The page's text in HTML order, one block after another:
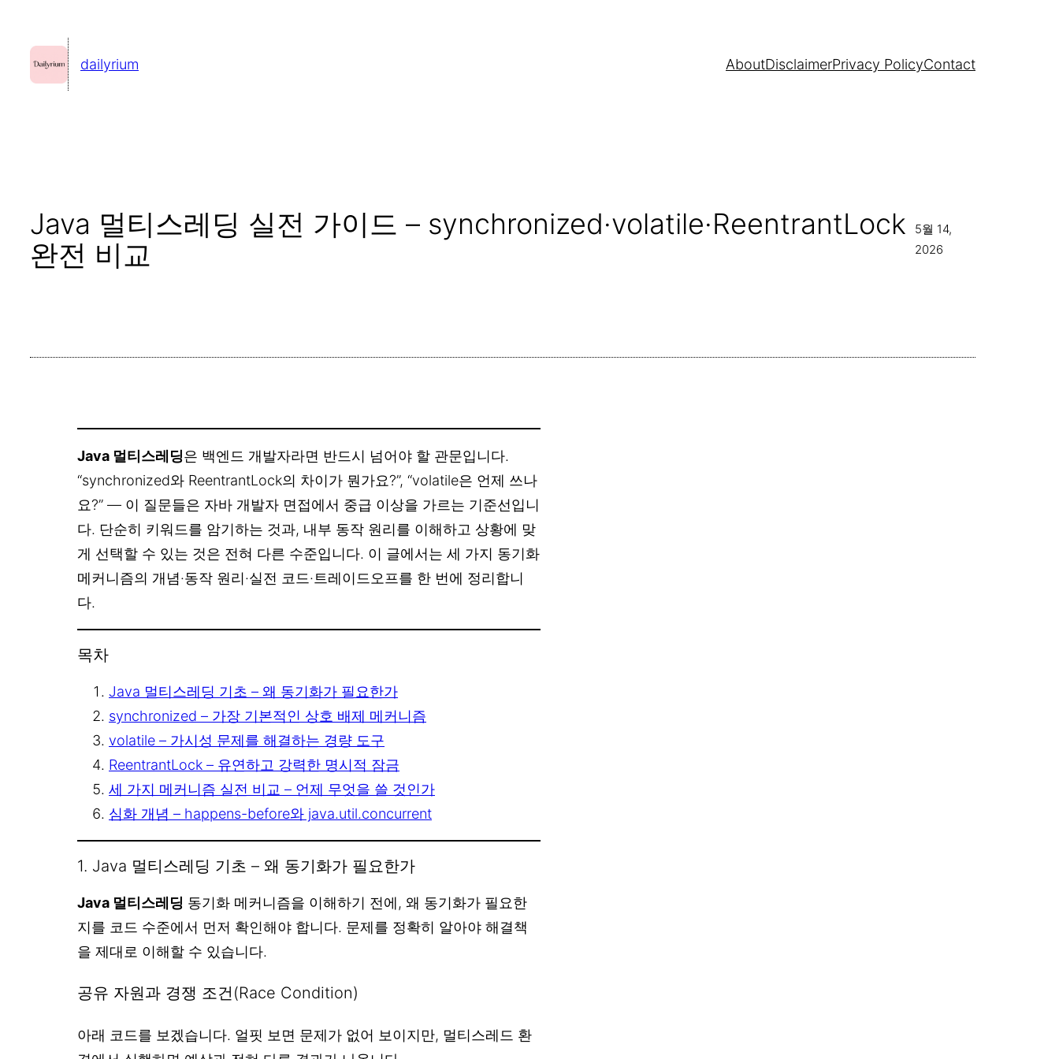
dailyrium AboutDisclaimerPrivacy PolicyContact
Java 멀티스레딩 실전 가이드 – synchronized·volatile·ReentrantLock
완전 비교
5월 14,
2026
Java 멀티스레딩은 백엔드 개발자라면 반드시 넘어야 할 관문입니다.
“synchronized와 ReentrantLock의 차이가 뭔가요?”, “volatile은 언제 쓰나
요?” — 이 질문들은 자바 개발자 면접에서 중급 이상을 가르는 기준선입니
다. 단순히 키워드를 암기하는 것과, 내부 동작 원리를 이해하고 상황에 맞
게 선택할 수 있는 것은 전혀 다른 수준입니다. 이 글에서는 세 가지 동기화
메커니즘의 개념·동작 원리·실전 코드·트레이드오프를 한 번에 정리합니
다.
목차
Java 멀티스레딩 기초 – 왜 동기화가 필요한가
synchronized – 가장 기본적인 상호 배제 메커니즘
volatile – 가시성 문제를 해결하는 경량 도구
ReentrantLock – 유연하고 강력한 명시적 잠금
세 가지 메커니즘 실전 비교 – 언제 무엇을 쓸 것인가
심화 개념 – happens-before와 java.util.concurrent
1. Java 멀티스레딩 기초 – 왜 동기화가 필요한가
Java 멀티스레딩 동기화 메커니즘을 이해하기 전에, 왜 동기화가 필요한
지를 코드 수준에서 먼저 확인해야 합니다. 문제를 정확히 알아야 해결책
을 제대로 이해할 수 있습니다.
공유 자원과 경쟁 조건(Race Condition)
아래 코드를 보겠습니다. 얼핏 보면 문제가 없어 보이지만, 멀티스레드 환